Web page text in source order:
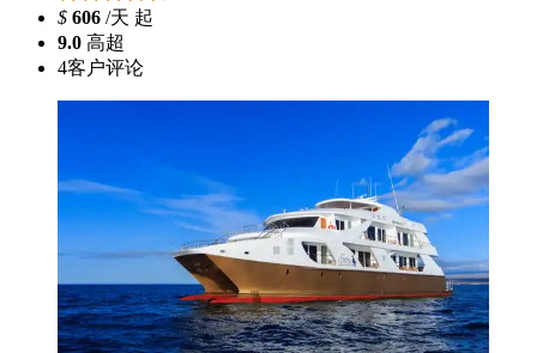
$ 606 /天 起
9.0 高超
4客户评论